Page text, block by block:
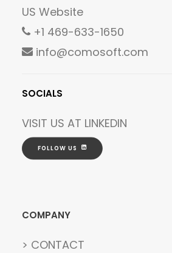
US Website
+1 469-633-1650
info@comosoft.com
SOCIALS
VISIT US AT LINKEDIN
FOLLOW US
COMPANY
> CONTACT